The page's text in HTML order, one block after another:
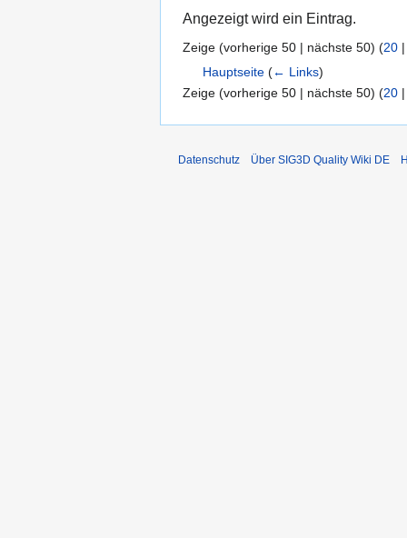
Angezeigt wird ein Eintrag.
Zeige (vorherige 50 | nächste 50) (20
Hauptseite (← Links)
Zeige (vorherige 50 | nächste 50) (20
Datenschutz Über SIG3D Quality Wiki DE